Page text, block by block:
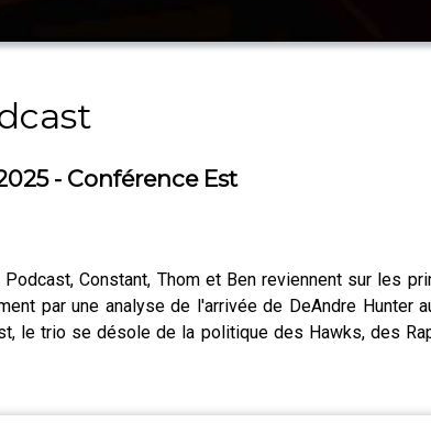
- Conférence Est
Constant, Thom et Ben reviennent sur les
par une analyse de l'arrivée de DeAndre Hunter
le trio se désole de la politique des Hawks, des